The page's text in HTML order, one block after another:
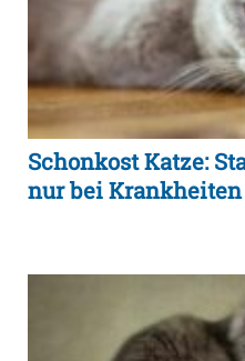
Schonkost Katze:
nur bei Krankheiten